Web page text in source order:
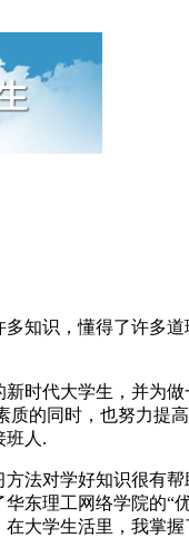
知识，懂得了许多
代大学生，并为做
的同时，也努力提
班人.
对学好知识很有帮
东理工网络学院的“
大学生活里，我掌